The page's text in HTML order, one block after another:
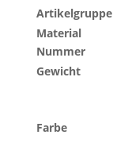
Artikelgruppe
Material
Nummer
Gewicht
Farbe